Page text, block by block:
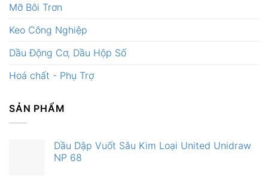
Mỡ Bôi Trơn
Keo Công Nghiệp
Dầu Động Cơ, Dầu Hộp Số
Hoá chất - Phụ Trợ
SẢN PHẨM
Dầu Dập Vuốt Sâu Kim Loại United Unidraw
NP 68